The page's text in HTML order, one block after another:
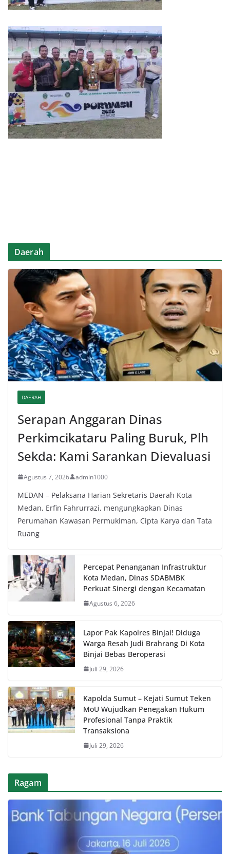
Daerah
DAERAH
Serapan Anggaran Dinas
Perkimcikataru Paling Buruk, Plh
Sekda: Kami Sarankan Dievaluasi
Agustus 7, 2026 admin1000
MEDAN – Pelaksana Harian Sekretaris Daerah Kota
Medan, Erfin Fahrurrazi, mengungkapkan Dinas
Perumahan Kawasan Permukiman, Cipta Karya dan Tata
Ruang
Percepat Penanganan Infrastruktur
Kota Medan, Dinas SDABMBK
Perkuat Sinergi dengan Kecamatan
Agustus 6, 2026
Lapor Pak Kapolres Binjai! Diduga
Warga Resah Judi Brahrang Di Kota
Binjai Bebas Beroperasi
Juli 29, 2026
Kapolda Sumut – Kejati Sumut Teken
MoU Wujudkan Penegakan Hukum
Profesional Tanpa Praktik
Transaksiona
Juli 29, 2026
Ragam